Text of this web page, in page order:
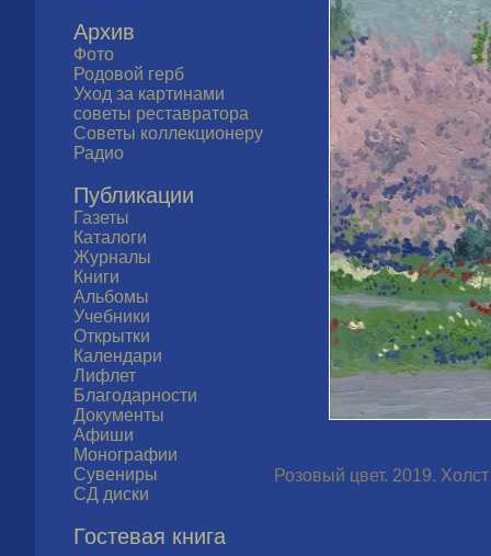
Архив
Фото
Родовой герб
Уход за картинами
советы реставратора
Советы коллекционеру
Радио
Публикации
Газеты
Каталоги
Журналы
Книги
Альбомы
Учебники
Открытки
Календари
Лифлет
Благодарности
Документы
Афиши
Монографии
Сувениры
СД диски
Гостевая книга
Розовый цвет. 2019.